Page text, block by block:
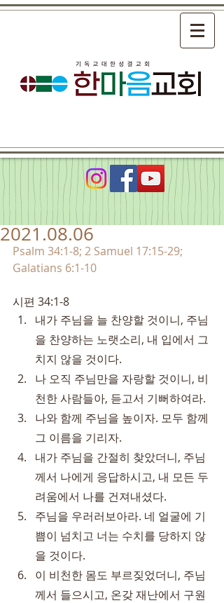
2021.08.06
Psalm 34:1-8; 2 Samuel 17:15-29;
Galatians 6:1-10
시편 34:1-8
내가 주님을 늘 찬양할 것이니, 주님
을 찬양하는 노랫소리, 내 입에서 그
치지 않을 것이다.
나 오직 주님만을 자랑할 것이니, 비
천한 사람들아, 듣고서 기뻐하여라.
나와 함께 주님을 높이자. 모두 함께
그 이름을 기리자.
내가 주님을 간절히 찾았더니, 주님
께서 나에게 응답하시고, 내 모든 두
려움에서 나를 건져내셨다.
주님을 우러러보아라. 네 얼굴에 기
쁨이 넘치고 너는 수치를 당하지 않
을 것이다.
이 비천한 몸도 부르짖었더니, 주님
께서 들으시고, 온갖 재난에서 구원